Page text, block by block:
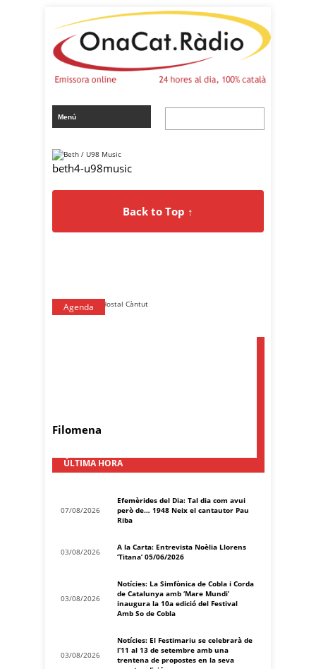
beth4-u98music
Back to Top ↑
Agenda
Filomena
ÚLTIMA HORA
07/08/2026
Efemèrides del Dia: Tal dia com avui
però de… 1948 Neix el cantautor Pau
Riba
03/08/2026
A la Carta: Entrevista Noèlia Llorens
‘Titana’ 05/06/2026
03/08/2026
Notícies: La Simfònica de Cobla i Corda
de Catalunya amb ‘Mare Mundi’
inaugura la 10a edició del Festival
Amb So de Cobla
03/08/2026
Notícies: El Festimariu se celebrarà de
l’11 al 13 de setembre amb una
trentena de propostes en la seva